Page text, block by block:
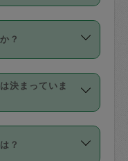
います。
ます。
。プロフィー
かなくても大
ドカード（Vプ
は支払にはご利
していませ
定期（毎週｜
の依頼は「ス
ご利用できま
ていない代わ
ンセルは有償
？
発生し、依頼
支払いとなり
頼の詳細」に
決まっていま
いずれも１回あ
？